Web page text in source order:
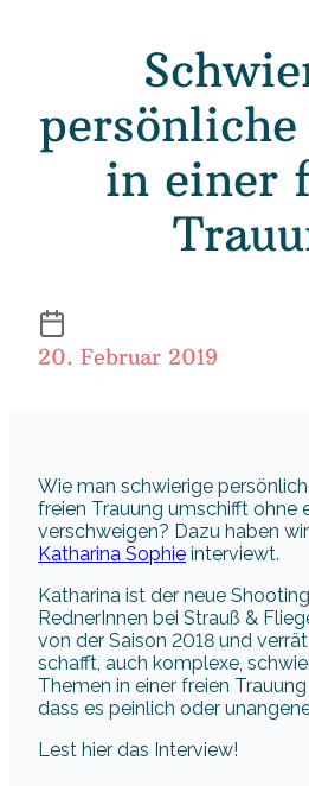
in einer
20. Februar 2019
Wie man schwierige
freien Trauung umschifft ohne
verschweigen? Dazu haben
Katharina Sophie interviewt.
Katharina ist der neue
RednerInnen bei Strauß &
von der Saison 2018 und
schafft, auch komplexe,
Themen in einer freien
dass es peinlich oder
Lest hier das Interview!